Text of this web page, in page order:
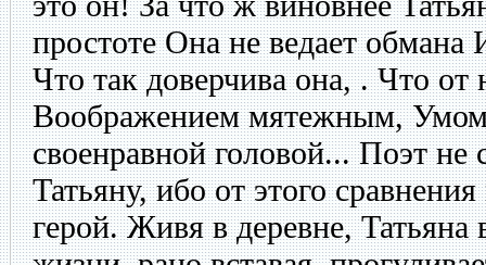
простоте Она не ведает обмана
Что так доверчива она, . Что от
Воображением мятежным,
своенравной головой... Поэт не
Татьяну, ибо от этого
герой. Живя в деревне, Татьяна